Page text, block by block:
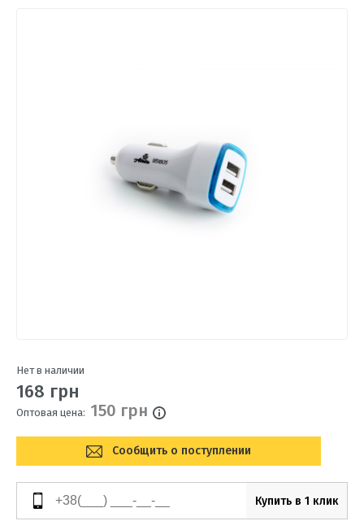
Нет в наличии
168 грн
Оптовая цена: 150 грн
Сообщить о поступлении
Купить в 1 клик